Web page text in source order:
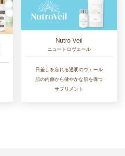
Nutro Veil
ニュートロヴェール
日差しを忘れる透明のヴェール
肌の内側から健やかな肌を保つ
サプリメント